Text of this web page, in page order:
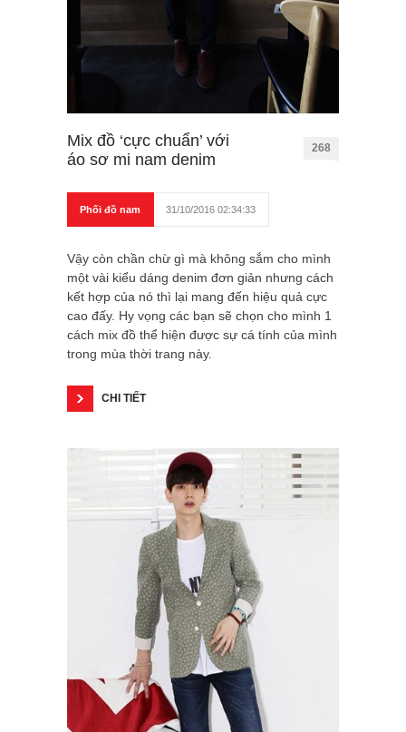
Mix đồ ‘cực chuẩn’ với
áo sơ mi nam denim
268
Phối đồ nam 31/10/2016 02:34:33
Vậy còn chần chừ gì mà không sắm cho mình
một vài kiểu dáng denim đơn giản nhưng cách
kết hợp của nó thì lại mang đến hiệu quả cực
cao đấy. Hy vọng các bạn sẽ chọn cho mình 1
cách mix đồ thể hiện được sự cá tính của mình
trong mùa thời trang này.
CHI TIẾT